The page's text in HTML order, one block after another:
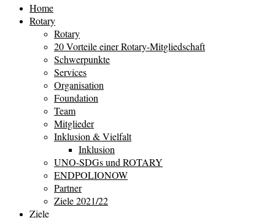
Home
Rotary
Rotary
20 Vorteile einer Rotary-Mitgliedschaft
Schwerpunkte
Services
Organisation
Foundation
Team
Mitglieder
Inklusion & Vielfalt
Inklusion
UNO-SDGs und ROTARY
ENDPOLIONOW
Partner
Ziele 2021/22
Ziele